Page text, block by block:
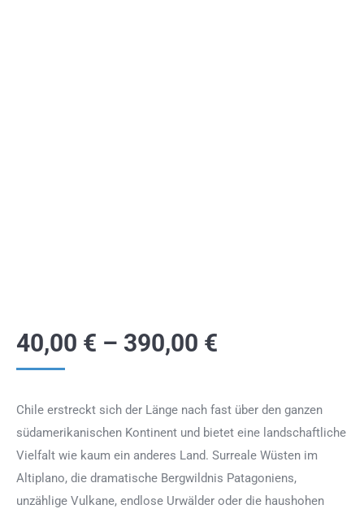
40,00 € – 390,00 €
Chile erstreckt sich der Länge nach fast über den ganzen
südamerikanischen Kontinent und bietet eine landschaftliche
Vielfalt wie kaum ein anderes Land. Surreale Wüsten im
Altiplano, die dramatische Bergwildnis Patagoniens,
unzählige Vulkane, endlose Urwälder oder die haushohen